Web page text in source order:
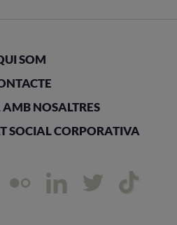
SOM
NOSALTRES
SOCIAL CORPORATIVA